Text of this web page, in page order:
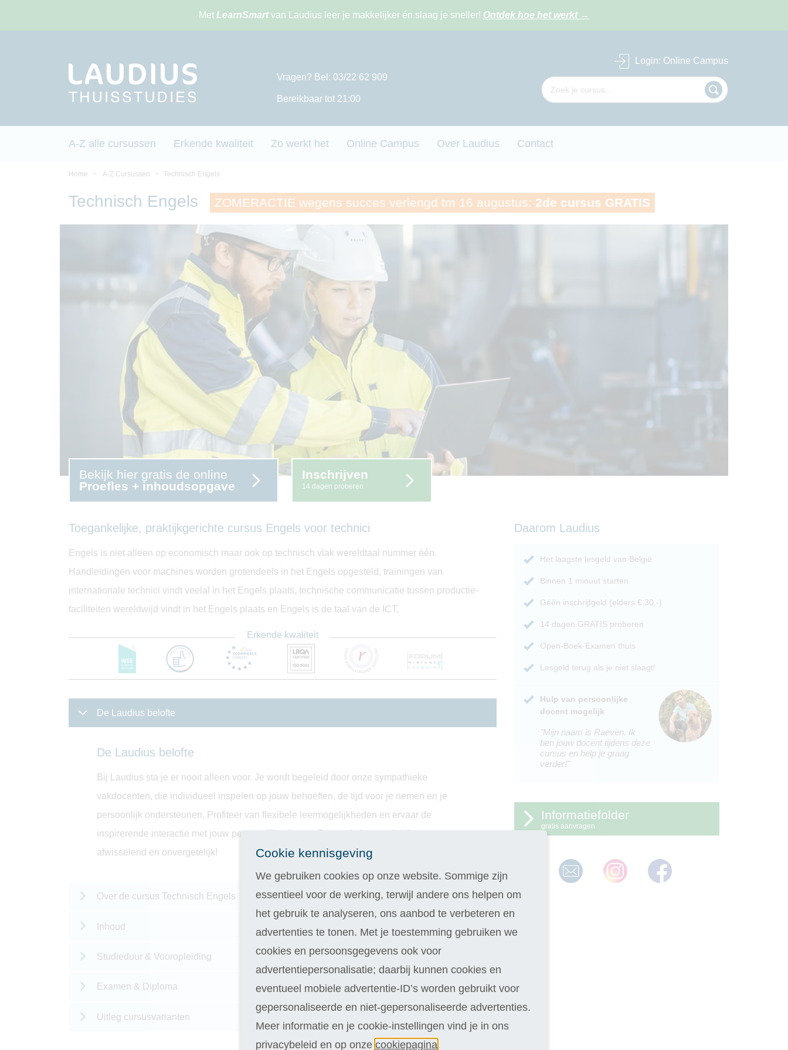
Met LearnSmartvan Laudius leer je makkelijker én slaag je sneller! Ontdek hoe het werkt →
Login: Online Campus
Vragen? Bel: 03/22 62 909
Bereikbaar tot 21:00
A-Z alle cursussen Erkende kwaliteit Zo werkt het Online Campus Over Laudius Contact
Home A-Z Cursussen Technisch Engels
Technisch Engels ZOMERACTIE wegens succes verlengd tm 16 augustus: 2de cursus GRATIS
Bekijk hier gratis de online
Proefles + inhoudsopgave
Inschrijven
14 dagen proberen
Toegankelijke, praktijkgerichte cursus Engels voor technici
Engels is niet alleen op economisch maar ook op technisch vlak wereldtaal nummer één.
Handleidingen voor machines worden grotendeels in het Engels opgesteld, trainingen van
internationale technici vindt veelal in het Engels plaats, technische communicatie tussen productie-
faciliteiten wereldwijd vindt in het Engels plaats en Engels is de taal van de ICT.
Erkende kwaliteit
De Laudius belofte
De Laudius belofte
Bij Laudius sta je er nooit alleen voor. Je wordt begeleid door onze sympathieke
vakdocenten, die individueel inspelen op jouw behoeften, de tijd voor je nemen en je
persoonlijk ondersteunen. Profiteer van flexibele leermogelijkheden en ervaar de
inspirerende interactie met jouw persoonlijke docent. Dit maakt jouw opleiding
afwisselend en onvergetelijk!
Over de cursus Technisch Engels
Inhoud
Studieduur & Vooropleiding
Examen & Diploma
Uitleg cursusvarianten
Daarom Laudius
Het laagste lesgeld van België
Binnen 1 minuut starten
Géén inschrijfgeld (elders € 30,-)
14 dagen GRATIS proberen
Open-Boek-Examen thuis
Lesgeld terug als je niet slaagt!
Hulp van persoonlijke
docent mogelijk
"Mijn naam is Raeven. Ik
ben jouw docent tijdens deze
cursus en help je graag
verder!"
Informatiefolder
gratis aanvragen
Cookie kennisgeving
We gebruiken cookies op onze website. Sommige zijn
essentieel voor de werking, terwijl andere ons helpen om
het gebruik te analyseren, ons aanbod te verbeteren en
advertenties te tonen. Met je toestemming gebruiken we
cookies en persoonsgegevens ook voor
advertentiepersonalisatie; daarbij kunnen cookies en
eventueel mobiele advertentie-ID’s worden gebruikt voor
gepersonaliseerde en niet-gepersonaliseerde advertenties.
Meer informatie en je cookie-instellingen vind je in ons
privacybeleid en op onze cookiepagina .